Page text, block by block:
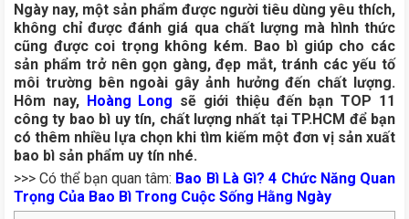
Ngày nay, một sản phẩm được người tiêu dùng yêu thích,
không chỉ được đánh giá qua chất lượng mà hình thức
cũng được coi trọng không kém. Bao bì giúp cho các
sản phẩm trở nên gọn gàng, đẹp mắt, tránh các yếu tố
môi trường bên ngoài gây ảnh hưởng đến chất lượng.
Hôm nay, Hoàng Long sẽ giới thiệu đến bạn TOP 11
công ty bao bì uy tín, chất lượng nhất tại TP.HCM để bạn
có thêm nhiều lựa chọn khi tìm kiếm một đơn vị sản xuất
bao bì sản phẩm uy tín nhé.
>>> Có thể bạn quan tâm: Bao Bì Là Gì? 4 Chức Năng Quan
Trọng Của Bao Bì Trong Cuộc Sống Hằng Ngày